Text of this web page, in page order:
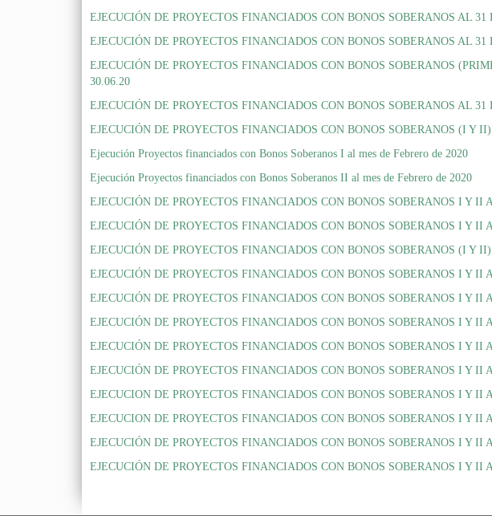
EJECUCIÓN DE PROYECTOS FINANCIADOS CON BONOS SOBERANOS AL 31
EJECUCIÓN DE PROYECTOS FINANCIADOS CON BONOS SOBERANOS AL 31
EJECUCIÓN DE PROYECTOS FINANCIADOS CON BONOS SOBERANOS
30.06.20
EJECUCIÓN DE PROYECTOS FINANCIADOS CON BONOS SOBERANOS AL 31
EJECUCIÓN DE PROYECTOS FINANCIADOS CON BONOS SOBERANOS (I Y
Ejecución Proyectos financiados con Bonos Soberanos I al mes de Febrero de 2020
Ejecución Proyectos financiados con Bonos Soberanos II al mes de Febrero de 2020
EJECUCIÓN DE PROYECTOS FINANCIADOS CON BONOS SOBERANOS I Y II
EJECUCIÓN DE PROYECTOS FINANCIADOS CON BONOS SOBERANOS I Y II
EJECUCIÓN DE PROYECTOS FINANCIADOS CON BONOS SOBERANOS (I Y
EJECUCIÓN DE PROYECTOS FINANCIADOS CON BONOS SOBERANOS I Y II
EJECUCIÓN DE PROYECTOS FINANCIADOS CON BONOS SOBERANOS I Y II
EJECUCIÓN DE PROYECTOS FINANCIADOS CON BONOS SOBERANOS I Y II
EJECUCIÓN DE PROYECTOS FINANCIADOS CON BONOS SOBERANOS I Y II
EJECUCIÓN DE PROYECTOS FINANCIADOS CON BONOS SOBERANOS I Y II
EJECUCION DE PROYECTOS FINANCIADOS CON BONOS SOBERANOS I Y II
EJECUCION DE PROYECTOS FINANCIADOS CON BONOS SOBERANOS I Y II
EJECUCIÓN DE PROYECTOS FINANCIADOS CON BONOS SOBERANOS I Y II
EJECUCIÓN DE PROYECTOS FINANCIADOS CON BONOS SOBERANOS I Y II